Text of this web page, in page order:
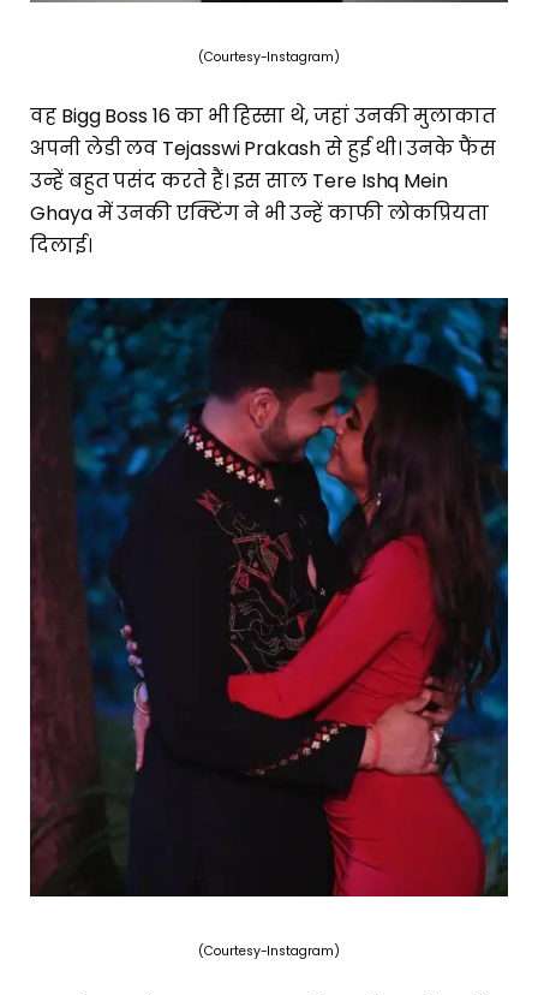
(Courtesy-Instagram)
वह Bigg Boss 16 का भी हिस्सा थे, जहां उनकी मुलाकात
अपनी लेडी लव Tejasswi Prakash से हुई थी। उनके फैंस
उन्हें बहुत पसंद करते हैं। इस साल Tere Ishq Mein
Ghaya में उनकी एक्टिंग ने भी उन्हें काफी लोकप्रियता
दिलाई।
(Courtesy-Instagram)